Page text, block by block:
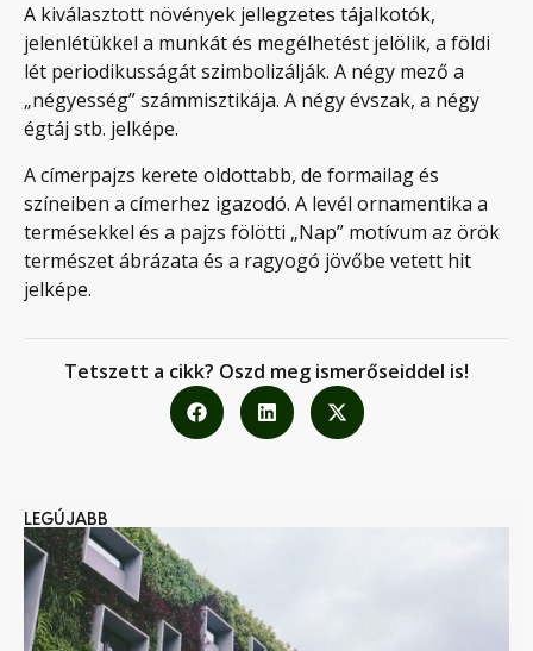
A kiválasztott növények jellegzetes tájalkotók,
jelenlétükkel a munkát és megélhetést jelölik, a földi
lét periodikusságát szimbolizálják. A négy mező a
„négyesség” számmisztikája. A négy évszak, a négy
égtáj stb. jelképe.
A címerpajzs kerete oldottabb, de formailag és
színeiben a címerhez igazodó. A levél ornamentika a
termésekkel és a pajzs fölötti „Nap” motívum az örök
természet ábrázata és a ragyogó jövőbe vetett hit
jelképe.
Tetszett a cikk? Oszd meg ismerőseiddel is!
LEGÚJABB